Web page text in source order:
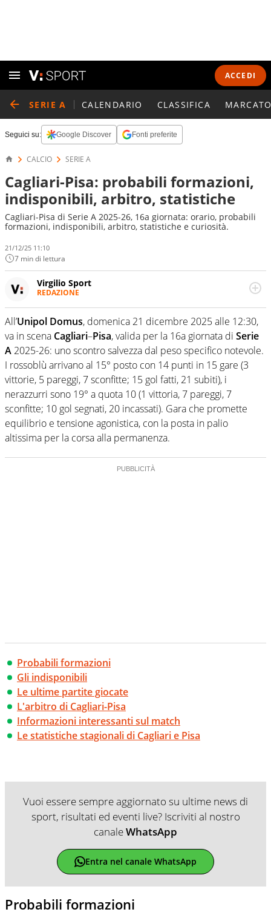
ACCEDI
SERIE A CALENDARIO CLASSIFICA
Seguici su: Google Discover Fonti preferite
CALCIO SERIE A
Cagliari-Pisa: probabili formazioni,
indisponibili, arbitro, statistiche
Cagliari-Pisa di Serie A 2025-26, 16a giornata: orario, probabili
formazioni, indisponibili, arbitro, statistiche e curiosità.
21/12/25 11:10
7 min di lettura
Virgilio Sport
REDAZIONE
appassionato su tutto il mondo dello sport. Calcio,
calciomercato, F1, Motomondiale ma anche tennis,
volley, basket: su Virgilio Sport i tifosi e gli appassionati
sanno che troveranno sempre copertura completa e
zero faziosità. La squadra di Virgilio Sport è formata da
giornalisti ed esperti di sport abili sia nel gioco di
rimessa quando intercettano le notizie e le rilanciano
verso la rete, sia nella costruzione dal basso quando
creano contenuti 100% originali ed esclusivi.
All’Unipol Domus, domenica 21 dicembre 2025 alle 12:30,
va in scena Cagliari–Pisa, valida per la 16a giornata di Serie
A 2025-26: uno scontro salvezza dal peso specifico notevole.
I rossoblù arrivano al 15° posto con 14 punti in 15 gare (3
vittorie, 5 pareggi, 7 sconfitte; 15 gol fatti, 21 subiti), i
nerazzurri sono 19° a quota 10 (1 vittoria, 7 pareggi, 7
sconfitte; 10 gol segnati, 20 incassati). Gara che promette
equilibrio e tensione agonistica, con la posta in palio
altissima per la corsa alla permanenza.
Probabili formazioni
Gli indisponibili
Le ultime partite giocate
L'arbitro di Cagliari-Pisa
Informazioni interessanti sul match
Le statistiche stagionali di Cagliari e Pisa
Vuoi essere sempre aggiornato su ultime news di
sport, risultati ed eventi live? Iscriviti al nostro
canaleWhatsApp
Entra nel canale WhatsApp
Probabili formazioni